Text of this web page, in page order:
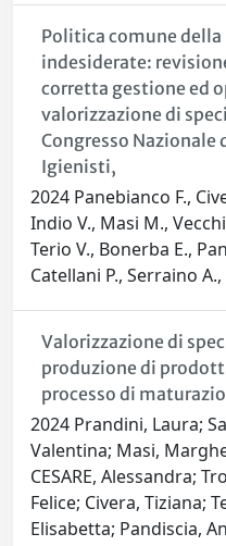
Politica comune della
indesiderate:
corretta gestione ed
valorizzazione di
Congresso Nazionale
Igienisti,
2024 Panebianco F.,
Indio V., Masi M.,
Terio V., Bonerba E.,
Catellani P., Serraino
Valorizzazione di
produzione di
processo di
2024 Prandini, Laura;
Valentina; Masi,
CESARE, Alessandra;
Felice; Civera, Tiziana;
Elisabetta; Pandiscia,